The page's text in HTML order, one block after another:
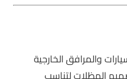
والمرافق الخارجية
المظلات لتناسب